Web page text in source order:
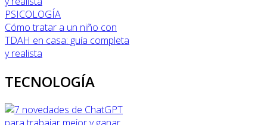
PSICOLOGÍA
Cómo tratar a un niño con
TDAH en casa: guía completa
y realista
TECNOLOGÍA